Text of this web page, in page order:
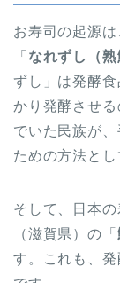
お寿司の起源
「 なれずし（熟
ずし」は発酵
かり発酵させ
でいた民族が
ための方法とし
そして、日本
（滋賀県）の「
す。これも、